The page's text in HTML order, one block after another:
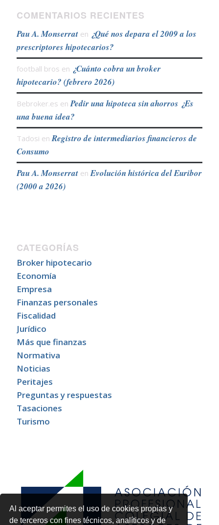
Al aceptar permites el uso de cookies propias y
de terceros con fines técnicos, analíticos y de
COMENTARIOS RECIENTES
Pau A. Monserraten ¿Qué nos depara el 2009 a los
prescriptores hipotecarios?
football bros en ¿Cuánto cobra un broker
hipotecario? (febrero 2026)
Bebroker.es enPedir una hipoteca sin ahorros ¿Es
una buena idea?
Tadosi enRegistro de intermediarios financieros de
Consumo
Pau A. MonserratenEvolución histórica del Euribor
(2000 a 2026)
CATEGORÍAS
Broker hipotecario
Economía
Empresa
Finanzas personales
Fiscalidad
Jurídico
Más que finanzas
Normativa
Noticias
Peritajes
Preguntas y respuestas
Tasaciones
Turismo